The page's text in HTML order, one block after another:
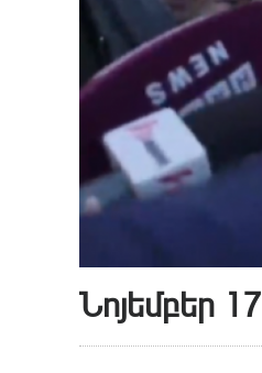
Նոյեմբեր 17